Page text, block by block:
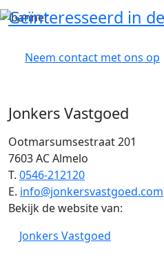
Geïnteresseerd in
Neem contact met ons op
Jonkers Vastgoed
Ootmarsumsestraat 201
7603 AC Almelo
T. 0546-212120
E. info@jonkersvastgoed.com
Bekijk de website van:
Jonkers Vastgoed